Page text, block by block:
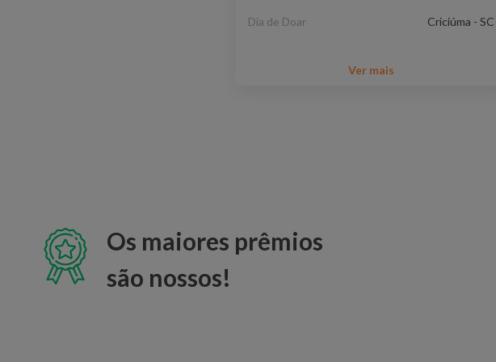
Dia de Doar Criciúma - SC
Ver mais
Os maiores prêmios
são nossos!